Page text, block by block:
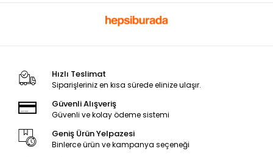
Hızlı Teslimat
Siparişleriniz en kısa sürede elinize ulaşır.
Güvenli Alışveriş
Güvenli ve kolay ödeme sistemi
Geniş Ürün Yelpazesi
Binlerce ürün ve kampanya seçeneği